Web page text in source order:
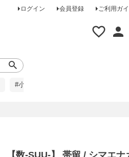
ログイン 会員登録 ご利用ガ
#小柄な方に